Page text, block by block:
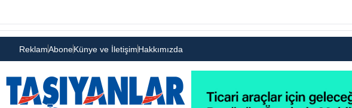
ReklamAboneKünye ve İletişimHakkımızda